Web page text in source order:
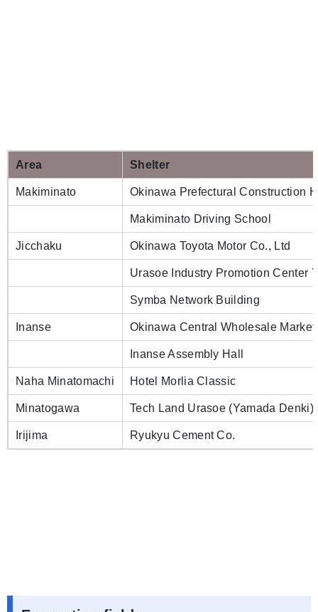
Area Shelter
Makiminato Okinawa Prefectural Construction
Makiminato Driving School
Jicchaku Okinawa Toyota Motor Co., Ltd
Urasoe Industry Promotion Center
Symba Network Building
Inanse Okinawa Central Wholesale Market
Inanse Assembly Hall
Naha Minatomachi Hotel Morlia Classic
Minatogawa Tech Land Urasoe (Yamada Denki)
Irijima Ryukyu Cement Co.